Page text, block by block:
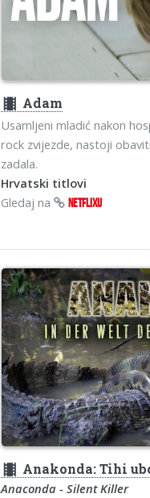
theaters Adam
Usamljeni mladić nakon
rock zvijezde, nastoji
zadala.
Hrvatski titlovi
Gledaj na
NETFLIXU
theaters Anakonda: Tihi
Anaconda - Silent Killer